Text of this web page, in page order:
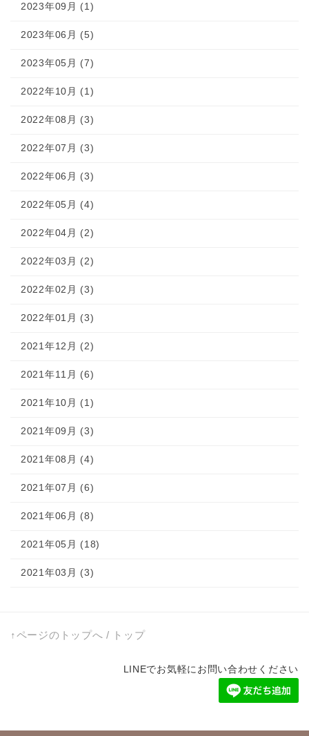
2023年09月 (1)
2023年06月 (5)
2023年05月 (7)
2022年10月 (1)
2022年08月 (3)
2022年07月 (3)
2022年06月 (3)
2022年05月 (4)
2022年04月 (2)
2022年03月 (2)
2022年02月 (3)
2022年01月 (3)
2021年12月 (2)
2021年11月 (6)
2021年10月 (1)
2021年09月 (3)
2021年08月 (4)
2021年07月 (6)
2021年06月 (8)
2021年05月 (18)
2021年03月 (3)
↑ページのトップへ / トップ
LINEでお気軽にお問い合わせください